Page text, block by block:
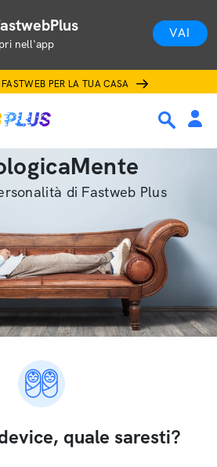
nell'app
VAI
PER LA TUA CASA
di Fastweb Plus
quale saresti?